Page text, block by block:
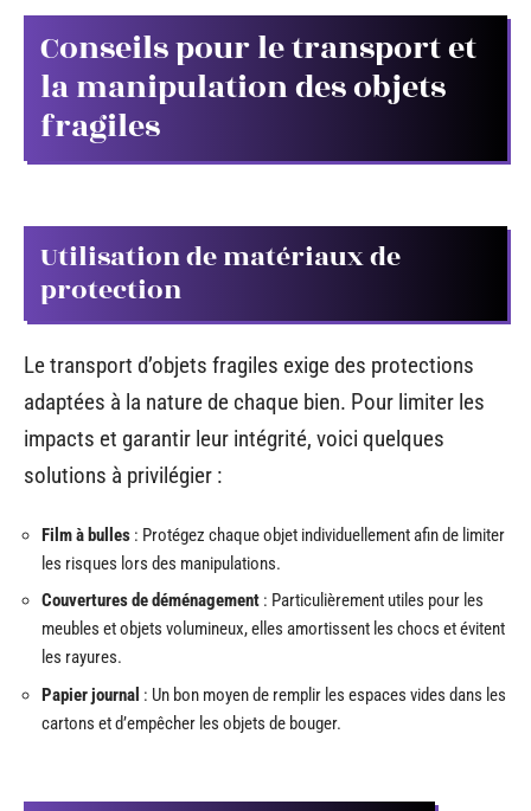
Conseils pour le transport et
la manipulation des objets
fragiles
Utilisation de matériaux de
protection
Le transport d’objets fragiles exige des protections
adaptées à la nature de chaque bien. Pour limiter les
impacts et garantir leur intégrité, voici quelques
solutions à privilégier :
Film à bulles : Protégez chaque objet individuellement afin de limiter
les risques lors des manipulations.
Couvertures de déménagement : Particulièrement utiles pour les
meubles et objets volumineux, elles amortissent les chocs et évitent
les rayures.
Papier journal : Un bon moyen de remplir les espaces vides dans les
cartons et d’empêcher les objets de bouger.